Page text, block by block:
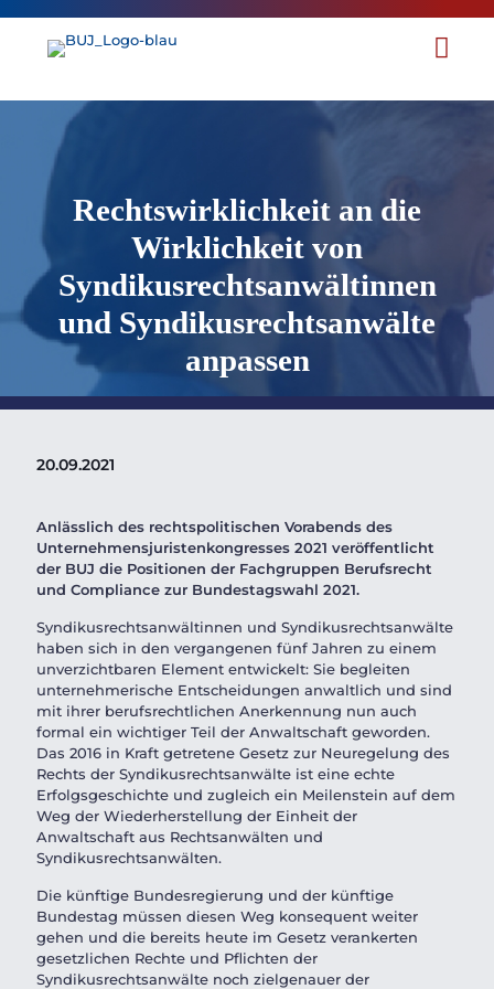
Rechtswirklichkeit an die
Wirklichkeit von
Syndikusrechtsanwältinnen
und Syndikusrechtsanwälte
anpassen
20.09.2021
Anlässlich des rechtspolitischen Vorabends des
Unternehmensjuristenkongresses 2021 veröffentlicht
der BUJ die Positionen der Fachgruppen Berufsrecht
und Compliance zur Bundestagswahl 2021.
Syndikusrechtsanwältinnen und Syndikusrechtsanwälte
haben sich in den vergangenen fünf Jahren zu einem
unverzichtbaren Element entwickelt: Sie begleiten
unternehmerische Entscheidungen anwaltlich und sind
mit ihrer berufsrechtlichen Anerkennung nun auch
formal ein wichtiger Teil der Anwaltschaft geworden.
Das 2016 in Kraft getretene Gesetz zur Neuregelung des
Rechts der Syndikusrechtsanwälte ist eine echte
Erfolgsgeschichte und zugleich ein Meilenstein auf dem
Weg der Wiederherstellung der Einheit der
Anwaltschaft aus Rechtsanwälten und
Syndikusrechtsanwälten.
Die künftige Bundesregierung und der künftige
Bundestag müssen diesen Weg konsequent weiter
gehen und die bereits heute im Gesetz verankerten
gesetzlichen Rechte und Pflichten der
Syndikusrechtsanwälte noch zielgenauer der